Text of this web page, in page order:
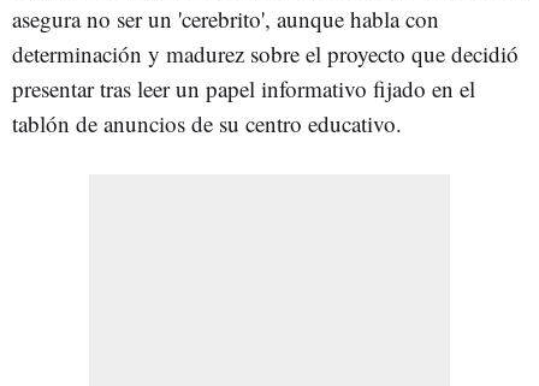
asegura no ser un 'cerebrito', aunque habla con
determinación y madurez sobre el proyecto que decidió
presentar tras leer un papel informativo fijado en el
tablón de anuncios de su centro educativo.